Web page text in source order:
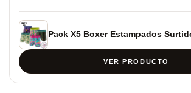
Pack X5 Boxer Estampados
VER PRODUCTO